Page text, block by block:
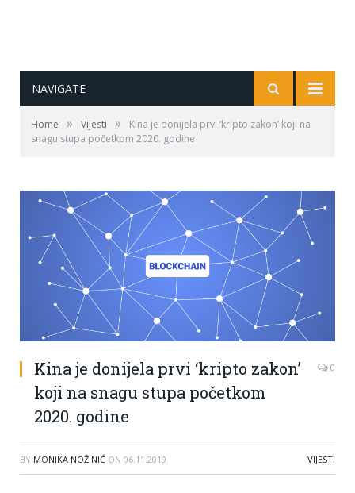
NAVIGATE
Home » Vijesti »
Kina je donijela prvi ‘kripto zakon’ koji na
snagu stupa početkom 2020. godine
Kina je donijela prvi ‘kripto zakon’
koji na snagu stupa početkom
2020. godine
0
BY MONIKA NOŽINIĆ ON 06.11.2019 VIJESTI